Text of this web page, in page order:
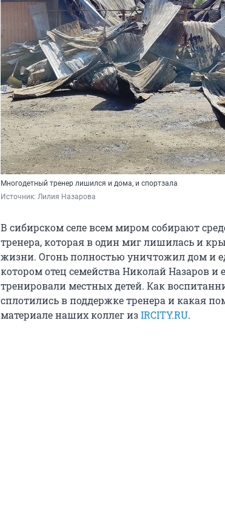
Многодетный тренер лишился и дома, и спортзала
Источник: Лилия Назарова
В сибирском селе всем миром собирают
тренера, которая в один миг лишилась и
жизни. Огонь полностью уничтожил дом и
котором отец семейства Николай Назаров и
тренировали местных детей. Как
сплотились в поддержке тренера и какая
материале наших коллег изIRCITY.RU.